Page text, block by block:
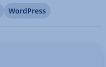
WordPress